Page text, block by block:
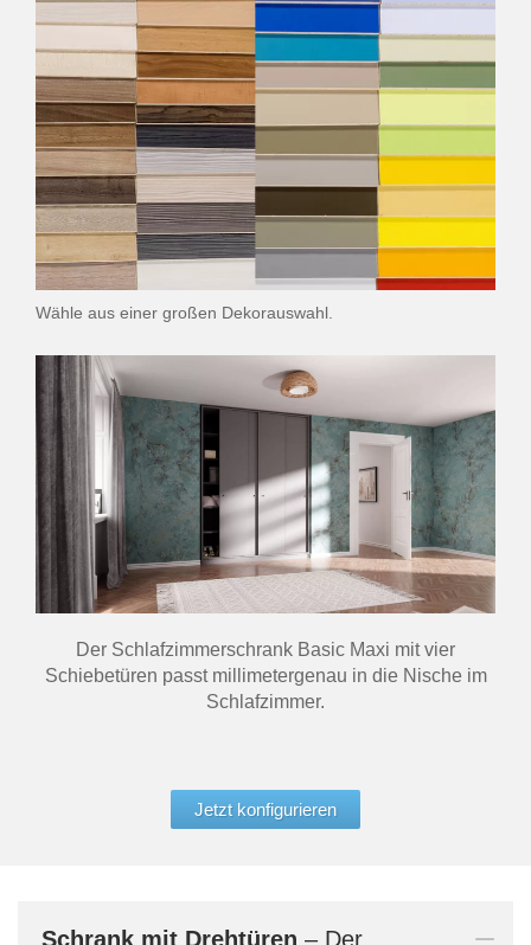
Wähle aus einer großen Dekorauswahl.
Der Schlafzimmerschrank Basic Maxi mit vier
Schiebetüren passt millimetergenau in die Nische im
Schlafzimmer.
Jetzt konfigurieren
Schrank mit Drehtüren – Der